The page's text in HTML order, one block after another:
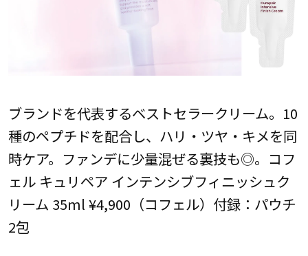
ブランドを代表するベストセラークリーム。10
種のペプチドを配合し、ハリ・ツヤ・キメを同
時ケア。ファンデに少量混ぜる裏技も◎。コフ
ェル キュリペア インテンシブフィニッシュク
リーム 35ml ¥4,900（コフェル）付録：パウチ
2包